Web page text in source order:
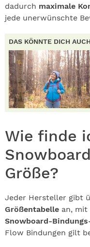
dadurch maximale
jede unerwünschte
DAS KÖNNTE DICH
Wie finde
Größe?
Jeder Hersteller gibt
Größentabelle an, mit
Snowboard-
Flow Bindungen gilt